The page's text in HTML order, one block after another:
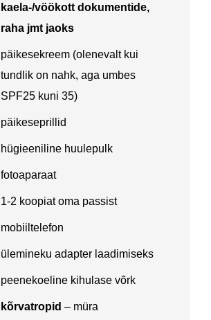
kaela-/vöökott dokumentide,
raha jmt jaoks
päikesekreem (olenevalt kui
tundlik on nahk, aga umbes
SPF25 kuni 35)
päikeseprillid
hügieeniline huulepulk
fotoaparaat
1-2 koopiat oma passist
mobiiltelefon
ülemineku adapter laadimiseks
peenekoeline kihulase võrk
kõrvatropid – müra